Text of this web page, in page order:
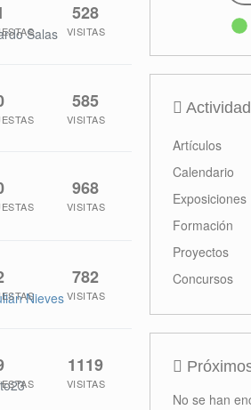
Salas
528
VISITAS
585
VISITAS
968
VISITAS
Nieves
782
VISITAS
1119
VISITAS
Artículos
Calendario
Exposiciones
Formación
Proyectos
Concursos
No se han